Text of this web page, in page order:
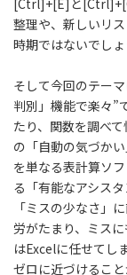
[Ctrl]+[E]と
整理や、新しいリ
時期ではないでしょ
そして今回のテー
判別」機能で楽々”
たり、関数を調べ
の「自動の気づか
を単なる表計算ソ
る「有能なアシス
「ミスの少なさ」
労がたまり、ミス
はExcelに任せてし
ゼロに近づけること